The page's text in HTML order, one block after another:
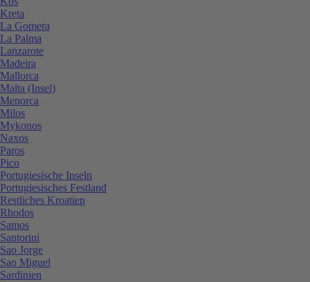
Kreta
La Gomera
La Palma
Lanzarote
Madeira
Mallorca
Malta (Insel)
Menorca
Milos
Mykonos
Naxos
Paros
Pico
Portugiesische Inseln
Portugiesisches Festland
Restliches Kroatien
Rhodos
Samos
Santorini
Sao Jorge
Sao Miguel
Sardinien